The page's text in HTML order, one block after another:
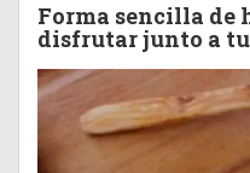
Forma sencilla de
disfrutar junto a